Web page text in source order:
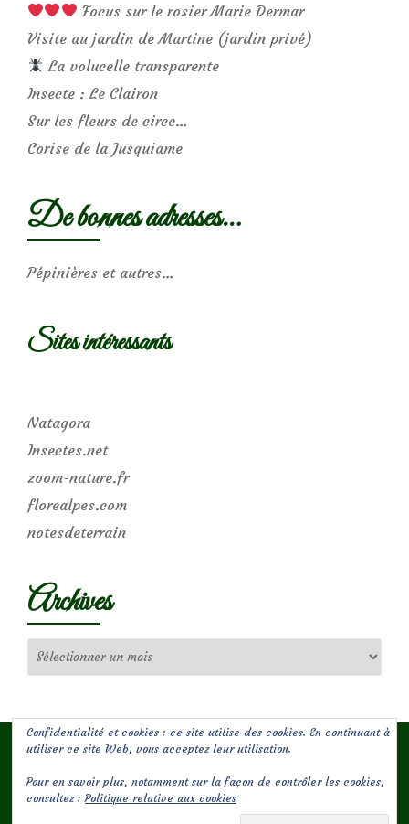
Focus sur le rosier Marie Dermar
Visite au jardin de Martine (jardin privé)
La volucelle transparente
Insecte : Le Clairon
Sur les fleurs de circe…
Corise de la Jusquiame
De bonnes adresses…
Pépinières et autres…
Sites intéressants
Natagora
Insectes.net
zoom-nature.fr
florealpes.com
notesdeterrain
Archives
(c) Les Jardins de Malorie
Menu
Confidentialité et cookies : ce site utilise des cookies. En continuant à
utiliser ce site Web, vous acceptez leur utilisation.
Pour en savoir plus, notamment sur la façon de contrôler les cookies,
consultez :Politique relative aux cookies